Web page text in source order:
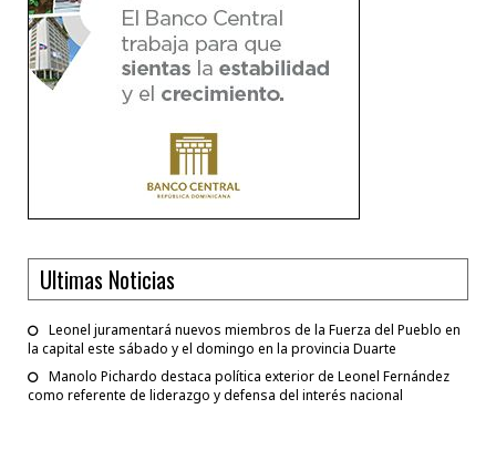
Ultimas Noticias
Leonel juramentará nuevos miembros de la Fuerza del Pueblo en
la capital este sábado y el domingo en la provincia Duarte
Manolo Pichardo destaca política exterior de Leonel Fernández
como referente de liderazgo y defensa del interés nacional